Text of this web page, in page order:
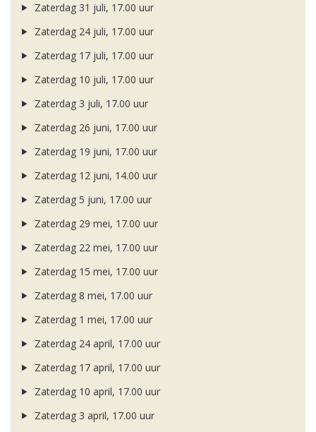
Zaterdag 31 juli, 17.00 uur
Zaterdag 24 juli, 17.00 uur
Zaterdag 17 juli, 17.00 uur
Zaterdag 10 juli, 17.00 uur
Zaterdag 3 juli, 17.00 uur
Zaterdag 26 juni, 17.00 uur
Zaterdag 19 juni, 17.00 uur
Zaterdag 12 juni, 14.00 uur
Zaterdag 5 juni, 17.00 uur
Zaterdag 29 mei, 17.00 uur
Zaterdag 22 mei, 17.00 uur
Zaterdag 15 mei, 17.00 uur
Zaterdag 8 mei, 17.00 uur
Zaterdag 1 mei, 17.00 uur
Zaterdag 24 april, 17.00 uur
Zaterdag 17 april, 17.00 uur
Zaterdag 10 april, 17.00 uur
Zaterdag 3 april, 17.00 uur